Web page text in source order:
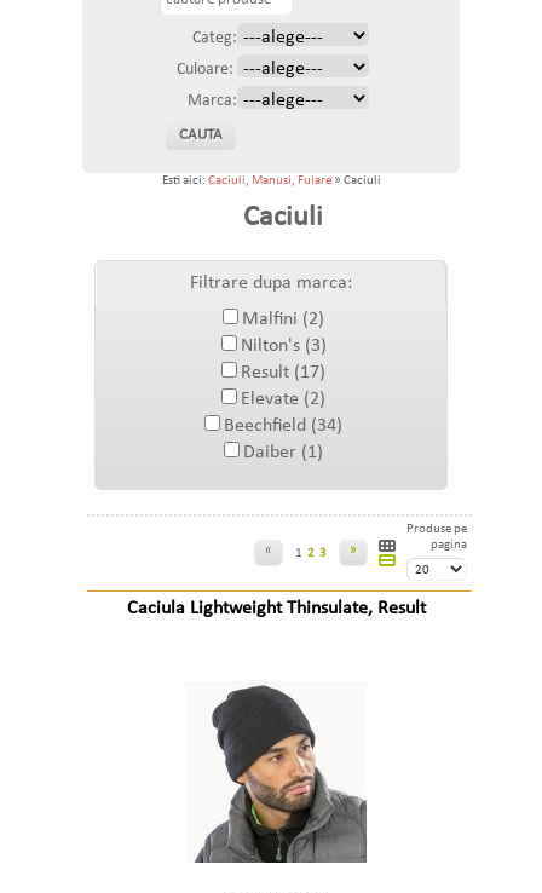
Categ:
Culoare:
Marca:
Esti aici: Caciuli, Manusi, Fulare» Caciuli
Caciuli
Filtrare dupa marca:
Malfini (2)
Nilton's (3)
Result (17)
Elevate (2)
Beechfield (34)
Daiber (1)
« 1 2 3 »
Produse pe
pagina
Caciula Lightweight Thinsulate, Result